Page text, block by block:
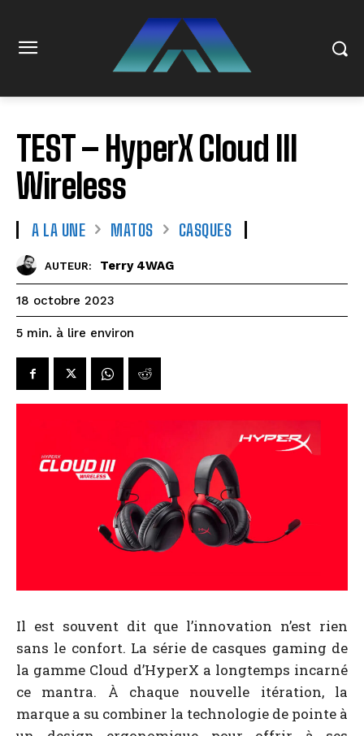
TEST – HyperX Cloud III
Wireless
A LA UNE MATOS CASQUES
AUTEUR: Terry 4WAG
18 octobre 2023
5 min. à lire environ
Il est souvent dit que l’innovation n’est rien
sans le confort. La série de casques gaming de
la gamme Cloud d’HyperX a longtemps incarné
ce mantra. À chaque nouvelle itération, la
marque a su combiner la technologie de pointe à